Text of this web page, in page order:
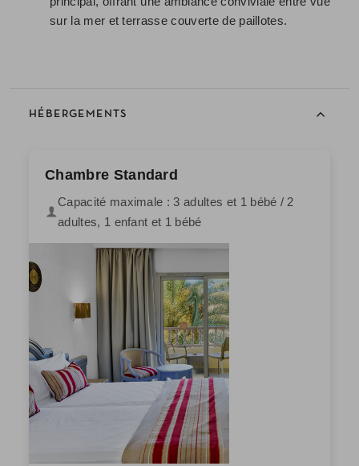
sur la mer et terrasse couverte de paillotes.
HÉBERGEMENTS
Chambre Standard
Capacité maximale : 3 adultes et 1 bébé / 2
adultes, 1 enfant et 1 bébé